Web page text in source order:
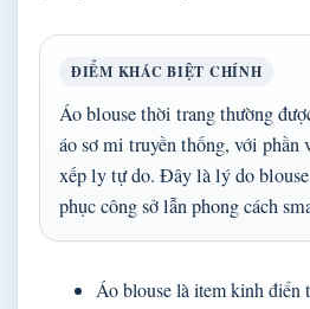
ĐIỂM KHÁC BIỆT CHÍNH
Áo blouse thời trang thường
áo sơ mi truyền thống, với phần
xếp ly tự do. Đây là lý do
phục công sở lẫn phong cách
Áo blouse là item kinh